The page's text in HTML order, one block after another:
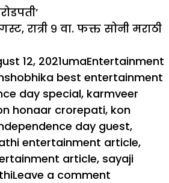
रात्री ९ वा. फक्त सोनी मराठी
12, 2021Author
umaCategories
Entertainment
best entertainment
day special, karmveer
honaar crorepati, kon
day guest,
entertainment article,
article, sayaji
Leave a comment